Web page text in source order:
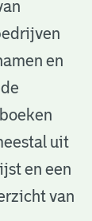
en
uit
en een
van